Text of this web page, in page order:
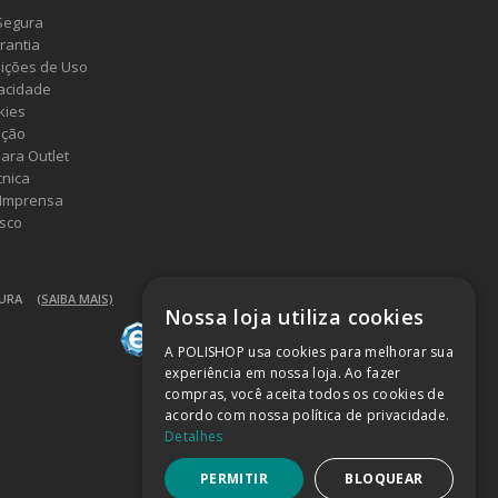
de Uso
Outlet
(SAIBA MAIS)
Nossa loja utiliza cookies
A POLISHOP usa cookies para melhorar sua
experiência em nossa loja. Ao fazer
compras, você aceita todos os cookies de
acordo com nossa política de privacidade.
Detalhes
PERMITIR BLOQUEAR